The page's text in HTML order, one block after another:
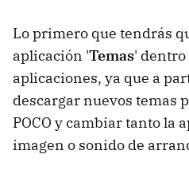
Lo primero que tendrás
aplicación 'Temas' dentro
aplicaciones, ya que a
descargar nuevos temas
POCO y cambiar tanto la
imagen o sonido de